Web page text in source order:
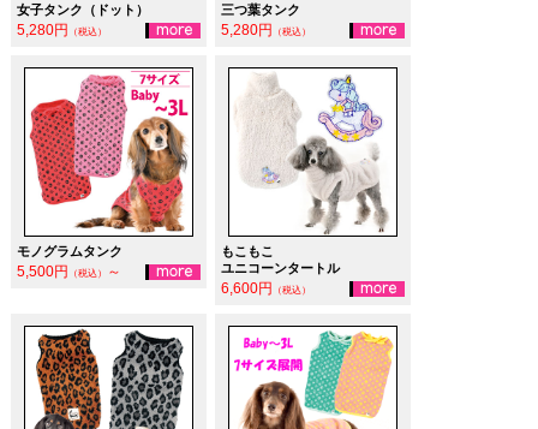
女子タンク（ドット）
5,280円 （税込）
三つ葉タンク
5,280円 （税込）
モノグラムタンク
5,500円 （税込） ～
もこもこ
ユニコーンタートル
6,600円 （税込）